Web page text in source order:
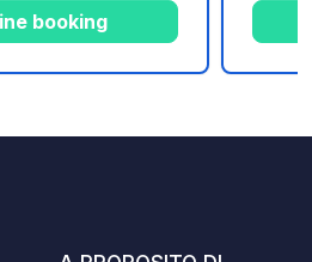
prodotto
ancestrale.
in un
booking
Un